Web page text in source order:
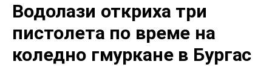
Водолази откриха три
пистолета по време на
коледно гмуркане в Бургас